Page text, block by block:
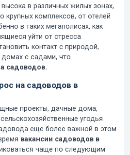
в различных жилых зонах,
комплексов, от отелей
в таких мегаполисах, как
уйти от стресса
контакт с природой,
с садами, что
садоводов.
на садоводов в
проекты, дачные дома,
угодья
еще более важной в этом
вакансии садоводов в
чаще по следующим